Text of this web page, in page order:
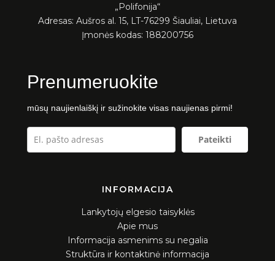
„Polifonija“
Adresas: Aušros al. 15, LT-76299 Šiauliai, Lietuva
Įmonės kodas: 188200756
Prenumeruokite
mūsų naujienlaiškį ir sužinokite visas naujienas pirmi!
Pateikti
INFORMACIJA
Lankytojų elgesio taisyklės
Apie mus
Informacija asmenims su negalia
Struktūra ir kontaktinė informacija